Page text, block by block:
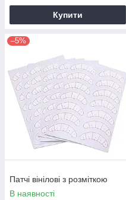
Купити
–5%
Патчі вінілові з розміткою
В наявності